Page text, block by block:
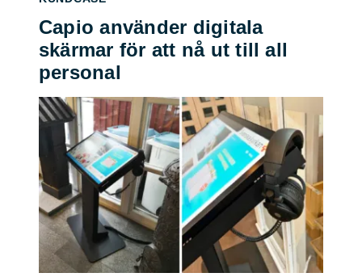
Capio använder digitala
skärmar för att nå ut till all
personal